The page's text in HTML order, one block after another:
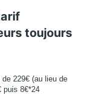
toujours
229€ (au lieu de
puis 8€*24